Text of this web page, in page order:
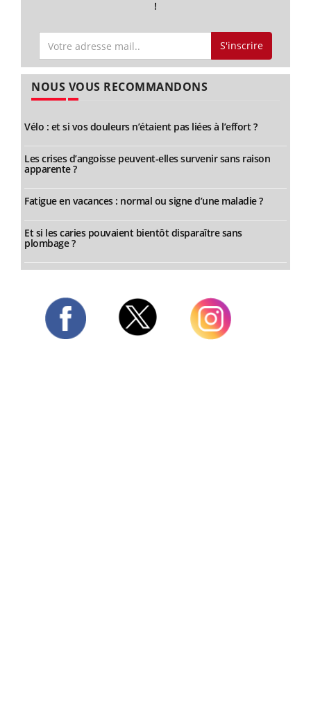
!
S'inscrire
NOUS VOUS RECOMMANDONS
Vélo : et si vos douleurs n’étaient pas liées à l’effort ?
Les crises d’angoisse peuvent-elles survenir sans raison
apparente ?
Fatigue en vacances : normal ou signe d’une maladie ?
Et si les caries pouvaient bientôt disparaître sans
plombage ?